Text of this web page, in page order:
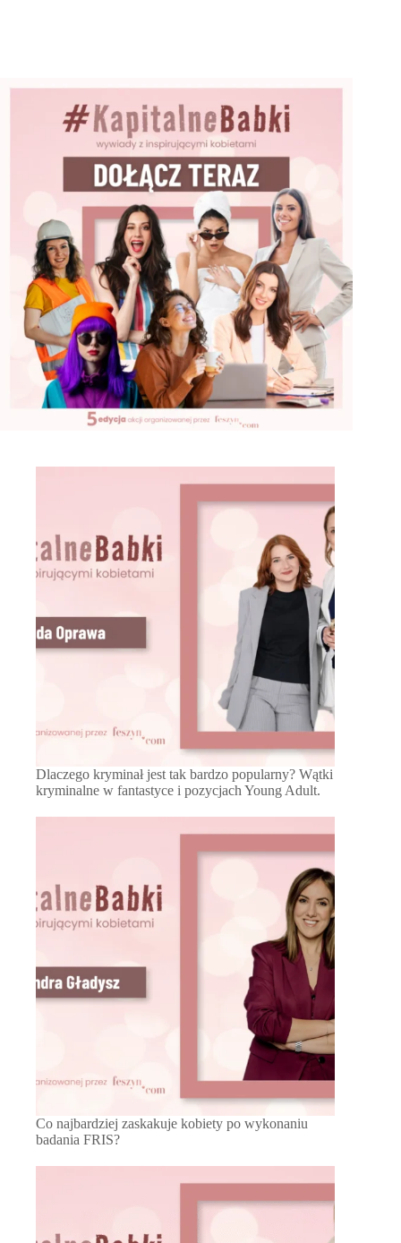
Dlaczego kryminał jest tak bardzo popularny? Wątki
kryminalne w fantastyce i pozycjach Young Adult.
Co najbardziej zaskakuje kobiety po wykonaniu
badania FRIS?